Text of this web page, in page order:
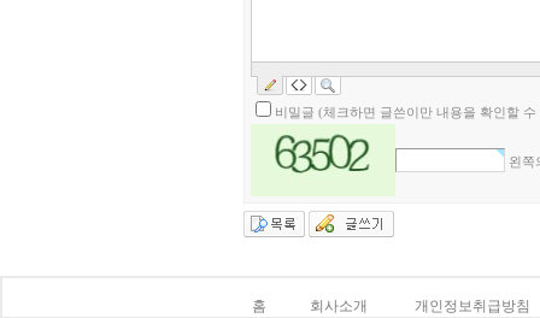
비밀글 (체크하면 글쓴이만 내용을 확인할
왼쪽
홈 회사소개 개인정보취급방침